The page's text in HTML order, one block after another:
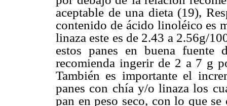
aceptable de una dieta (19),
contenido de ácido linoléico es
linaza este es de 2.43 a 2.56g/
estos panes en buena fuente
recomienda ingerir de 2 a 7 g
También es importante el
panes con chía y/o linaza los
pan en peso seco, con lo que se